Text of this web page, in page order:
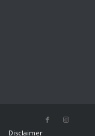
Disclaimer